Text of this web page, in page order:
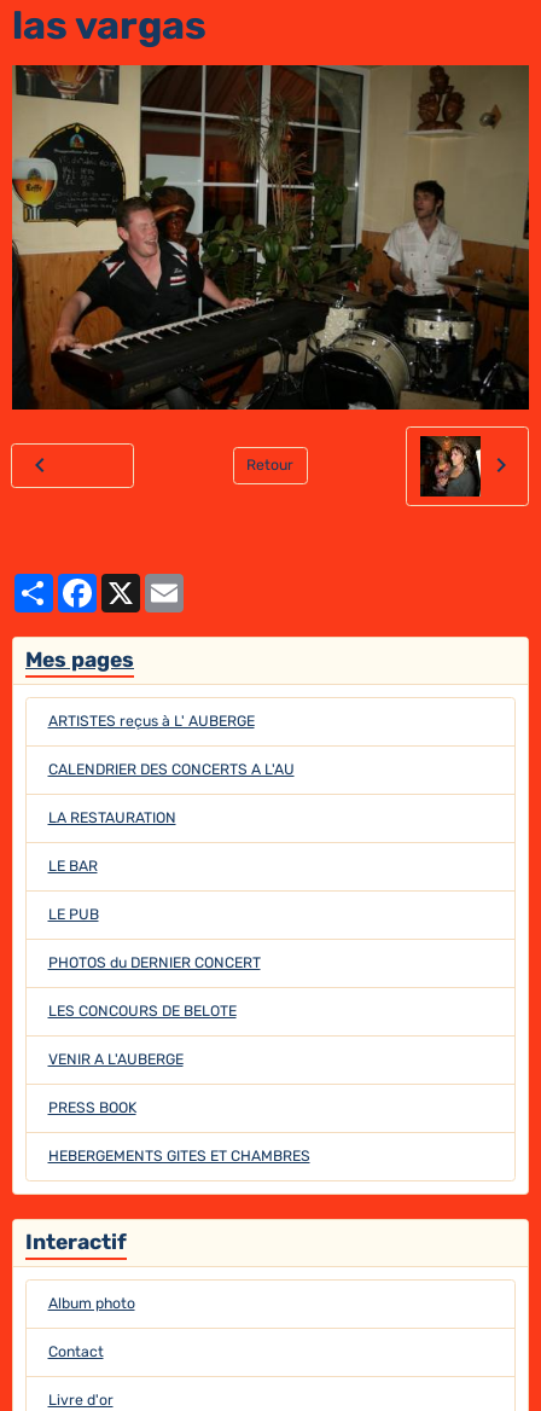
las vargas
Retour
PartagerFacebook
X
Mes pages
ARTISTES reçus à L' AUBERGE
CALENDRIER DES CONCERTS A L'AU
LA RESTAURATION
LE BAR
LE PUB
PHOTOS du DERNIER CONCERT
LES CONCOURS DE BELOTE
VENIR A L'AUBERGE
PRESS BOOK
HEBERGEMENTS GITES ET CHAMBRES
Interactif
Album photo
Contact
Livre d'or